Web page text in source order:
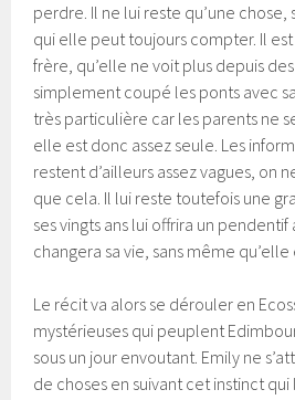
perdre. Il ne lui reste qu’une chose,
qui elle peut toujours compter. Il
frère, qu’elle ne voit plus depuis
simplement coupé les ponts avec
très particulière car les parents ne
elle est donc assez seule. Les
restent d’ailleurs assez vagues, on
que cela. Il lui reste toutefois une
ses vingts ans lui offrira un
changera sa vie, sans même
Le récit va alors se dérouler en
mystérieuses qui peuplent
sous un jour envoutant. Emily ne
de choses en suivant cet instinct